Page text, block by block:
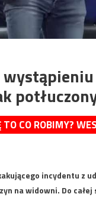
TO CO ROBIMY?
incydentu
na widowni. Do